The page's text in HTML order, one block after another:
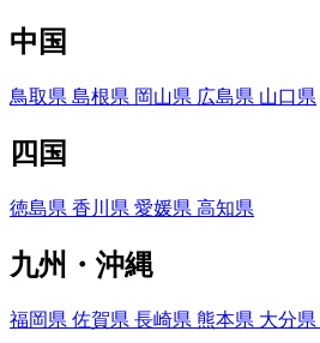
中国
鳥取県 島根県 岡山県 広島県 山口県
四国
徳島県 香川県 愛媛県 高知県
九州・沖縄
福岡県 佐賀県 長崎県 熊本県 大分県